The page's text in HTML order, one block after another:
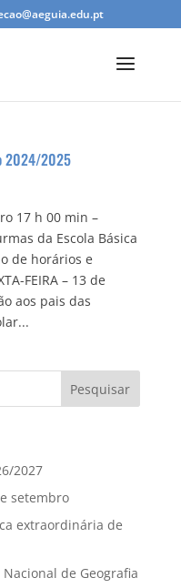
2024/2025
17 h 00 min –
da Escola Básica
de horários e
FEIRA – 13 de
aos pais das
2027
setembro
extraordinária de
de Geografia